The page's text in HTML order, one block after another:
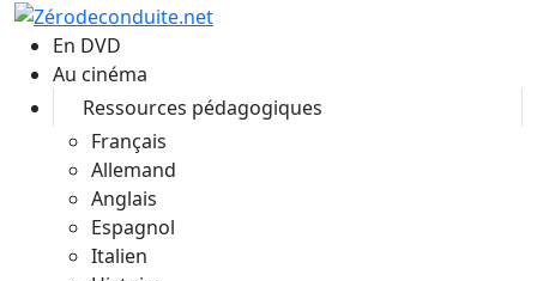
Aller au contenu principal
En DVD
Au cinéma
Ressources pédagogiques
Français
Allemand
Anglais
Espagnol
Italien